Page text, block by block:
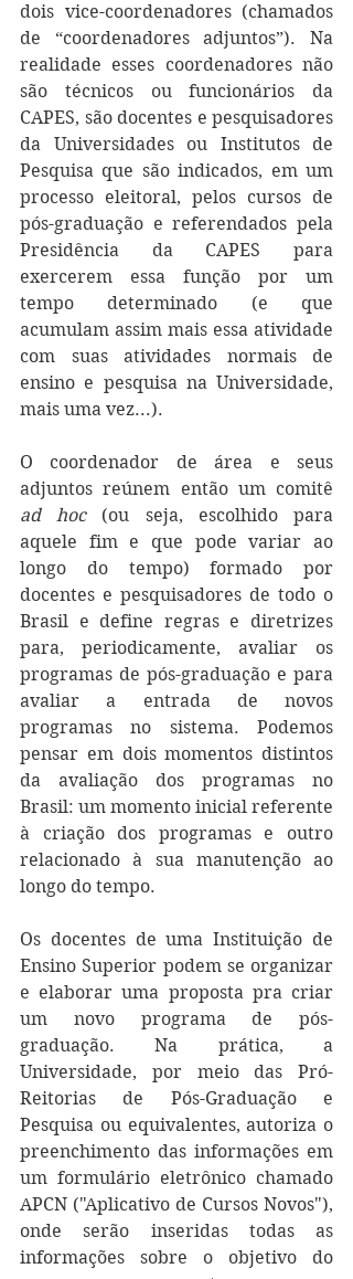
dois vice-coordenadores (chamados
de “coordenadores adjuntos”). Na
realidade esses coordenadores não
são técnicos ou funcionários da
CAPES, são docentes e pesquisadores
da Universidades ou Institutos de
Pesquisa que são indicados, em um
processo eleitoral, pelos cursos de
pós-graduação e referendados pela
Presidência da CAPES para
exercerem essa função por um
tempo determinado (e que
acumulam assim mais essa atividade
com suas atividades normais de
ensino e pesquisa na Universidade,
mais uma vez...).
O coordenador de área e seus
ad hoc (ou seja, escolhido para
aquele fim e que pode variar ao
longo do tempo) formado por
docentes e pesquisadores de todo o
Brasil e define regras e diretrizes
para, periodicamente, avaliar os
programas de pós-graduação e para
avaliar a entrada de novos
programas no sistema. Podemos
pensar em dois momentos distintos
da avaliação dos programas no
Brasil: um momento inicial referente
à criação dos programas e outro
relacionado à sua manutenção ao
longo do tempo.
Os docentes de uma Instituição de
Ensino Superior podem se organizar
e elaborar uma proposta pra criar
um novo programa de pós-
graduação. Na prática, a
Universidade, por meio das Pró-
Reitorias de Pós-Graduação e
Pesquisa ou equivalentes, autoriza o
preenchimento das informações em
um formulário eletrônico chamado
APCN ("Aplicativo de Cursos Novos"),
onde serão inseridas todas as
informações sobre o objetivo do